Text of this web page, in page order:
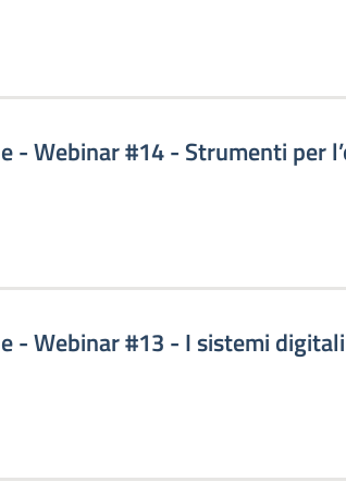
- Webinar #14 - Strumenti per
- Webinar #13 - I sistemi